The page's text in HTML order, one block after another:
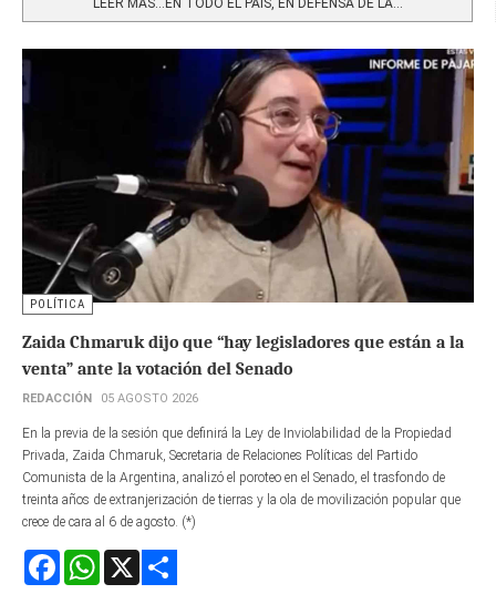
POLÍTICA
Zaida Chmaruk dijo que “hay legisladores que están a la
venta” ante la votación del Senado
REDACCIÓN 05 AGOSTO 2026
En la previa de la sesión que definirá la Ley de Inviolabilidad de la Propiedad
Privada, Zaida Chmaruk, Secretaria de Relaciones Políticas del Partido
Comunista de la Argentina, analizó el poroteo en el Senado, el trasfondo de
treinta años de extranjerización de tierras y la ola de movilización popular que
crece de cara al 6 de agosto. (*)
FacebookWhatsApp